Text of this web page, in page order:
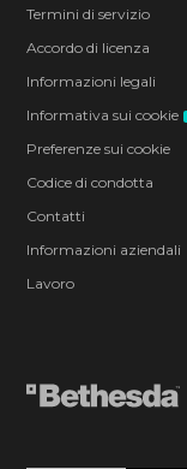
Termini di servizio
Accordo di licenza
Informazioni legali
Informativa sui cookie
Preferenze sui cookie
Codice di condotta
Contatti
Informazioni aziendali
Lavoro